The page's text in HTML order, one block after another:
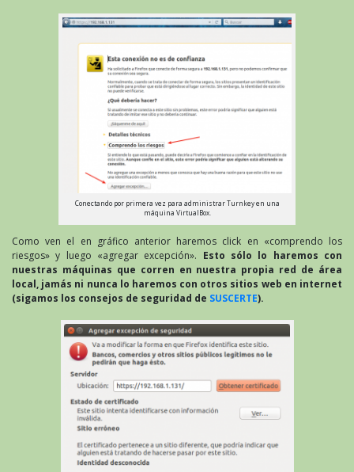
Conectando por primera vez para administrar Turnkey en una
máquina VirtualBox.
Como ven el en gráfico anterior haremos click en «comprendo los
riesgos» y luego «agregar excepción». Esto sólo lo haremos con
nuestras máquinas que corren en nuestra propia red de área
local, jamás ni nunca lo haremos con otros sitios web en internet
(sigamos los consejos de seguridad de SUSCERTE).